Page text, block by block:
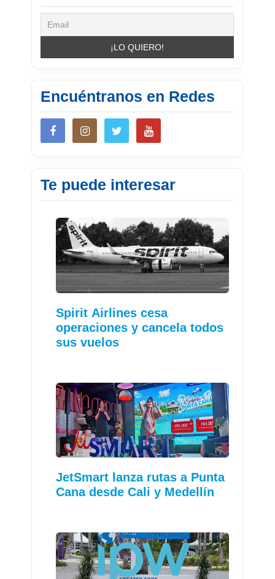
Encuéntranos en Redes
Te puede interesar
Spirit Airlines cesa
operaciones y cancela todos
sus vuelos
JetSmart lanza rutas a Punta
Cana desde Cali y Medellín